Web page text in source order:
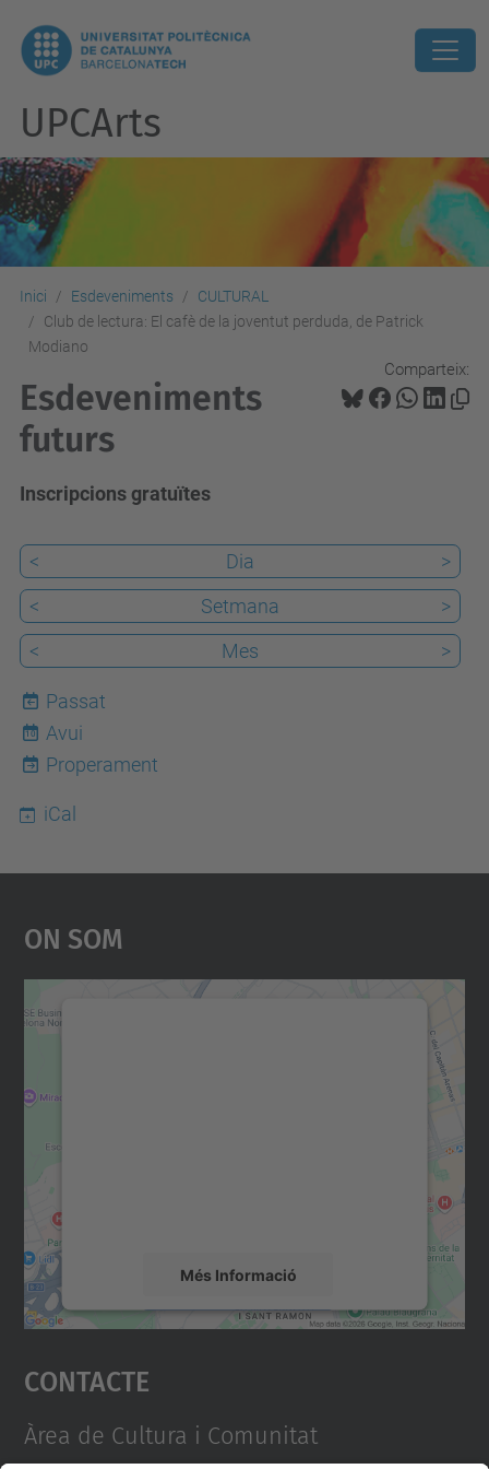
UPCArts
Inici Esdeveniments
CULTURAL
Club de lectura: El cafè de la joventut perduda, de Patrick
Modiano
Comparteix:
Esdeveniments
futurs
Inscripcions gratuïtes
< Dia
>
<
Setmana
>
<
Mes >
Passat
10
Avui
Properament
iCal
On Som
Més Informació
Accepta
powered by
Contacte
Àrea de Cultura i Comunitat